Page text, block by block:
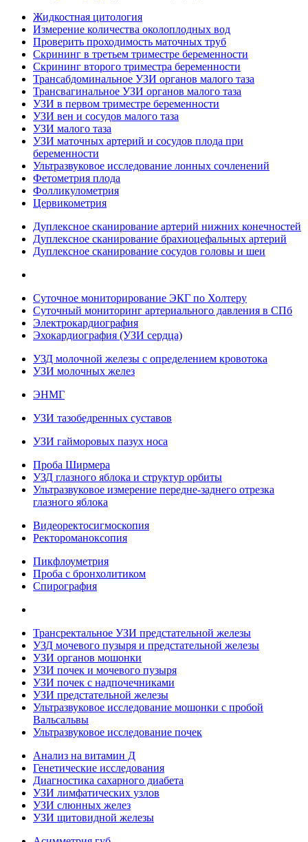
Жидкостная цитология
Измерение количества околоплодных вод
Проверить проходимость маточных труб
Скрининг в третьем триместре беременности
Скрининг второго триместра беременности
Трансабдоминальное УЗИ органов малого таза
Трансвагинальное УЗИ органов малого таза
УЗИ в первом триместре беременности
УЗИ вен и сосудов малого таза
УЗИ малого таза
УЗИ маточных артерий и сосудов плода при
беременности
Ультразвуковое исследование лонных сочленений
Фетометрия плода
Фолликулометрия
Цервикометрия
Дуплексное сканирование артерий нижних конечностей
Дуплексное сканирование брахиоцефальных артерий
Дуплексное сканирование сосудов головы и шеи
Суточное мониторирование ЭКГ по Холтеру
Суточный мониторинг артериального давления в СПб
Электрокардиография
Эхокардиография (УЗИ сердца)
УЗД молочной железы с определением кровотока
УЗИ молочных желез
ЭНМГ
УЗИ тазобедренных суставов
УЗИ гайморовых пазух носа
Проба Ширмера
УЗД глазного яблока и структур орбиты
Ультразвуковое измерение передне-заднего отрезка
глазного яблока
Видеоректосигмоскопия
Ректороманоксопия
Пикфлоуметрия
Проба с бронхолитиком
Спирография
Трансректальное УЗИ предстательной железы
УЗД мочевого пузыря и предстательной железы
УЗИ органов мошонки
УЗИ почек и мочевого пузыря
УЗИ почек с надпочечниками
УЗИ предстательной железы
Ультразвуковое исследование мошонки с пробой
Вальсальвы
Ультразвуковое исследование почек
Анализ на витамин Д
Генетические исследования
Диагностика сахарного диабета
УЗИ лимфатических узлов
УЗИ слюнных желез
УЗИ щитовидной железы